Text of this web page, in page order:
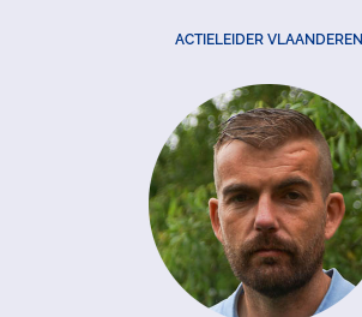
ACTIELEIDER VLAANDEREN